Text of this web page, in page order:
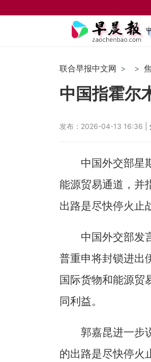
联合早报中文网
中国指霍尔
发布：2026-04-13 16:36 |
中国外交部星
能源贸易通道，并
出路是尽快停火止
中国外交部发
普重申将封锁进出
国际货物和能源贸
同利益。
郭嘉昆进一步
的出路是尽快停火